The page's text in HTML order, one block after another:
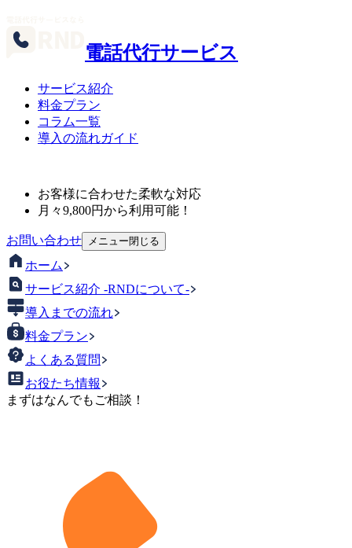
電話代行サービス
サービス紹介
料金プラン
コラム一覧
導入の流れガイド
お客様に合わせた柔軟な対応
月々9,800円から利用可能！
お問い合わせ メニュー閉じる
ホーム
サービス紹介 -RNDについて-
導入までの流れ
料金プラン
よくある質問
お役たち情報
まずはなんでもご相談！